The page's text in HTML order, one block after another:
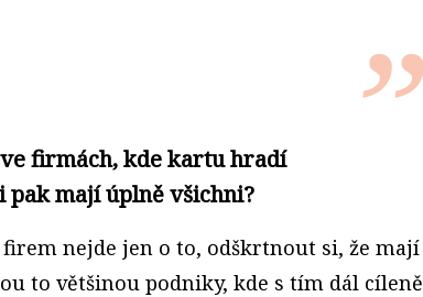
firmách, kde kartu hradí
pak mají úplně všichni?
nejde jen o to, odškrtnout si, že mají
to většinou podniky, kde s tím dál cíleně